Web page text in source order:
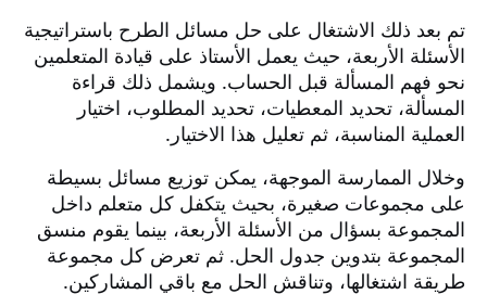
تم بعد ذلك الاشتغال على حل مسائل الطرح باستراتيجية
الأسئلة الأربعة، حيث يعمل الأستاذ على قيادة المتعلمين
نحو فهم المسألة قبل الحساب. ويشمل ذلك قراءة
المسألة، تحديد المعطيات، تحديد المطلوب، اختيار
العملية المناسبة، ثم تعليل هذا الاختيار.
وخلال الممارسة الموجهة، يمكن توزيع مسائل بسيطة
على مجموعات صغيرة، بحيث يتكفل كل متعلم داخل
المجموعة بسؤال من الأسئلة الأربعة، بينما يقوم منسق
المجموعة بتدوين جدول الحل. ثم تعرض كل مجموعة
طريقة اشتغالها، وتناقش الحل مع باقي المشاركين.